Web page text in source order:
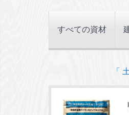
すべての資材
「